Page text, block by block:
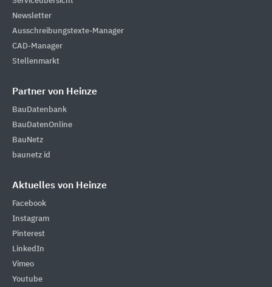
Newsletter
Ausschreibungstexte-Manager
CAD-Manager
Stellenmarkt
Partner von Heinze
BauDatenbank
BauDatenOnline
BauNetz
baunetz id
Aktuelles von Heinze
Facebook
Instagram
Pinterest
LinkedIn
Vimeo
Youtube